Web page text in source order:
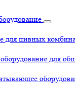
для пивных
для